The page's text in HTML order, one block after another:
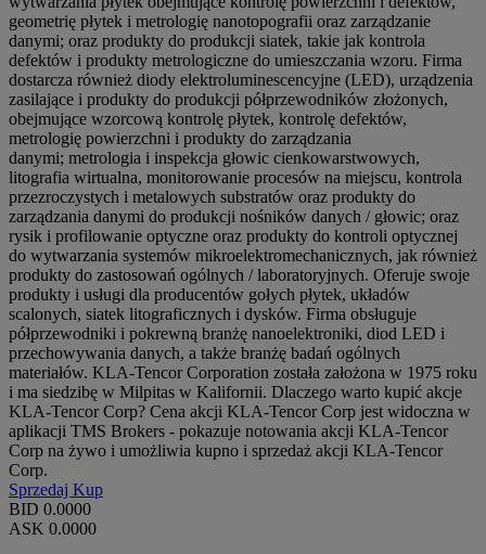
geometrię płytek i metrologię nanotopografii oraz zarządzanie
danymi; oraz produkty do produkcji siatek, takie jak kontrola
defektów i produkty metrologiczne do umieszczania wzoru. Firma
dostarcza również diody elektroluminescencyjne (LED), urządzenia
zasilające i produkty do produkcji półprzewodników złożonych,
obejmujące wzorcową kontrolę płytek, kontrolę defektów,
metrologię powierzchni i produkty do zarządzania
danymi; metrologia i inspekcja głowic cienkowarstwowych,
litografia wirtualna, monitorowanie procesów na miejscu, kontrola
przezroczystych i metalowych substratów oraz produkty do
zarządzania danymi do produkcji nośników danych / głowic; oraz
rysik i profilowanie optyczne oraz produkty do kontroli optycznej
do wytwarzania systemów mikroelektromechanicznych, jak również
produkty do zastosowań ogólnych / laboratoryjnych. Oferuje swoje
produkty i usługi dla producentów gołych płytek, układów
scalonych, siatek litograficznych i dysków. Firma obsługuje
półprzewodniki i pokrewną branżę nanoelektroniki, diod LED i
przechowywania danych, a także branżę badań ogólnych
materiałów. KLA-Tencor Corporation została założona w 1975 roku
i ma siedzibę w Milpitas w Kalifornii. Dlaczego warto kupić akcje
KLA-Tencor Corp? Cena akcji KLA-Tencor Corp jest widoczna w
aplikacji TMS Brokers - pokazuje notowania akcji KLA-Tencor
Corp na żywo i umożliwia kupno i sprzedaż akcji KLA-Tencor
Corp.
Sprzedaj Kup
BID 0.0000
ASK 0.0000